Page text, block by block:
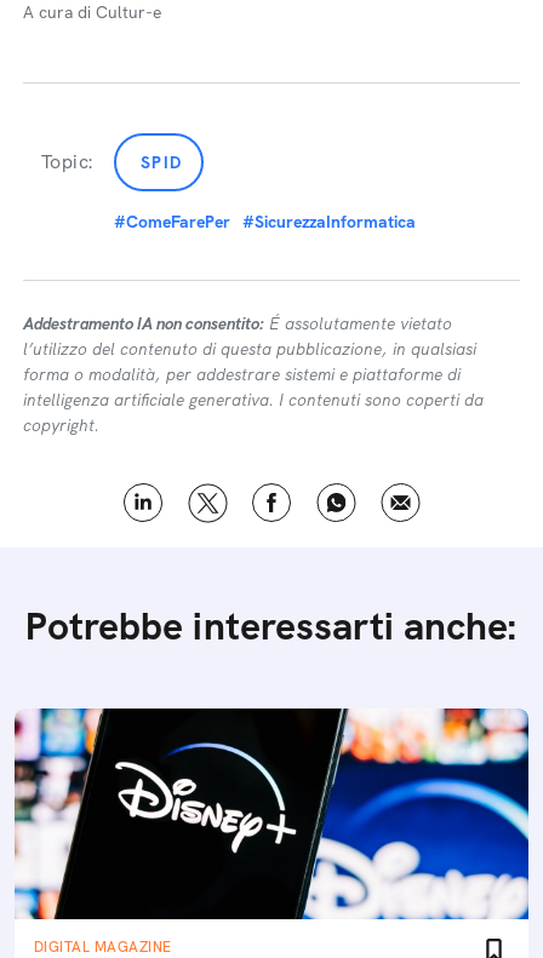
A cura di Cultur-e
Topic: SPID
#ComeFarePer #SicurezzaInformatica
Addestramento IA non consentito: É assolutamente vietato
l’utilizzo del contenuto di questa pubblicazione, in qualsiasi
forma o modalità, per addestrare sistemi e piattaforme di
intelligenza artificiale generativa. I contenuti sono coperti da
copyright.
Potrebbe interessarti anche:
DIGITAL MAGAZINE